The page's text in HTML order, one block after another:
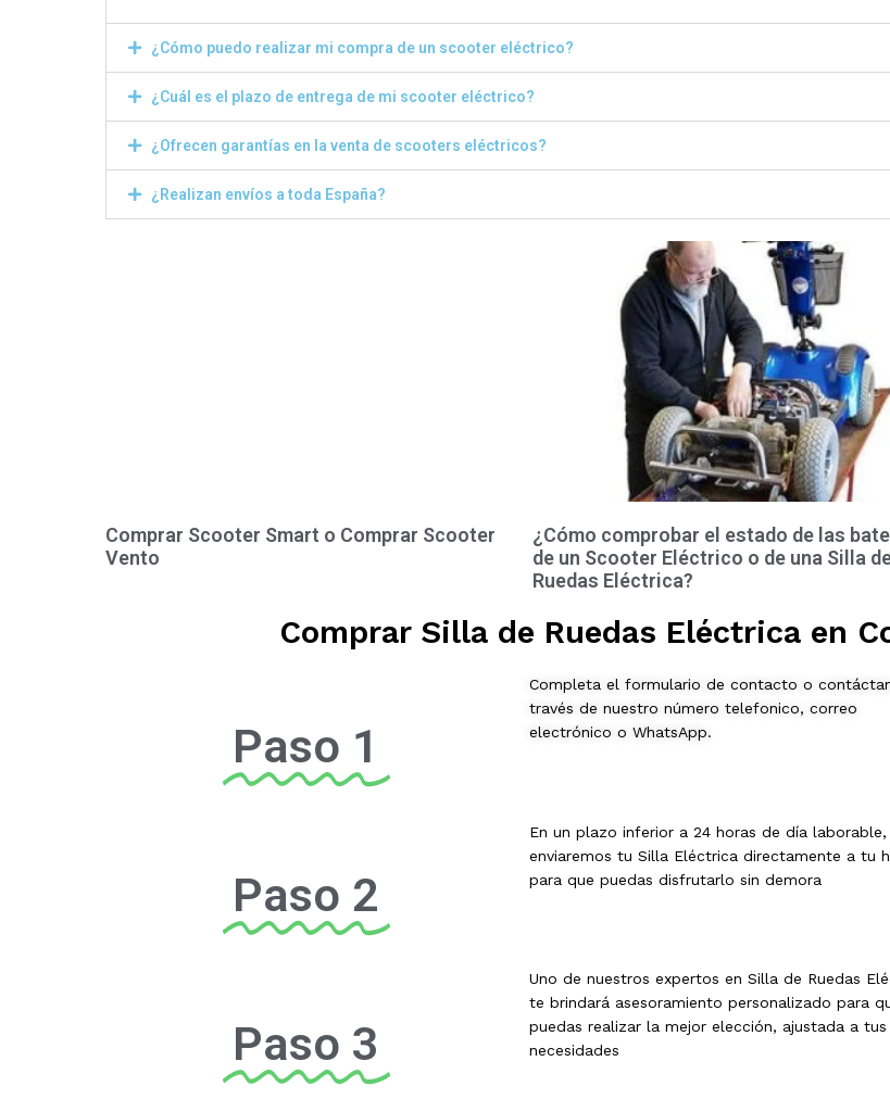
¿Cómo puedo realizar mi compra de un scooter eléctrico?
¿Cuál es el plazo de entrega de mi scooter eléctrico?
¿Ofrecen garantías en la venta de scooters eléctricos?
¿Realizan envíos a toda España?
Comprar Scooter Smart o Comprar Scooter
Vento
¿Cómo comprobar el estado de las
de un Scooter Eléctrico o de una Silla
Ruedas Eléctrica?
Comprar Silla de Ruedas Eléctrica en
Paso 1
Paso 2
Paso 3
Completa el formulario de contacto o
través de nuestro número telefonico, correo
electrónico o WhatsApp.
En un plazo inferior a 24 horas de día laborable,
enviaremos tu Silla Eléctrica directamente a tu
para que puedas disfrutarlo sin demora
Uno de nuestros expertos en Silla de Ruedas
te brindará asesoramiento personalizado para
puedas realizar la mejor elección, ajustada a tus
necesidades